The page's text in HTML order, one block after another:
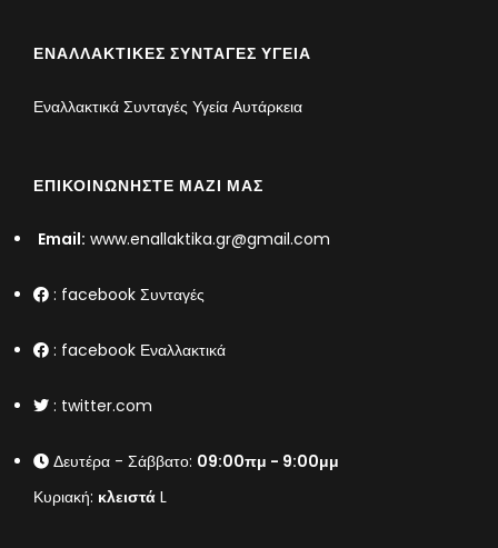
ΕΝΑΛΛΑΚΤΙΚΈΣ ΣΥΝΤΑΓΈΣ ΥΓΕΊΑ
Εναλλακτικά Συνταγές Υγεία Αυτάρκεια
ΕΠΙΚΟΙΝΩΝΉΣΤΕ ΜΑΖΊ ΜΑΣ
Email: www.enallaktika.gr@gmail.com
: facebook Συνταγές
: facebook Εναλλακτικά
: twitter.com
Δευτέρα - Σάββατο: 09:00πμ - 9:00μμ
Κυριακή: κλειστά L